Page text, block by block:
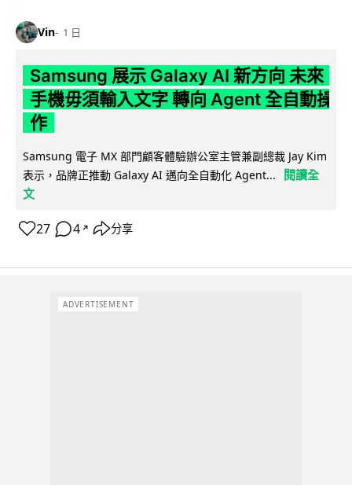
Vin 1 日
Samsung 展示 Galaxy AI 新方向 未來
手機毋須輸入文字 轉向 Agent 全自動操
作
Samsung 電子 MX 部門顧客體驗辦公室主管兼副總裁 Jay Kim
表示，品牌正推動 Galaxy AI 邁向全自動化 Agent...
閱讀全
文
27 4 ↗ 分享
ADVERTISEMENT